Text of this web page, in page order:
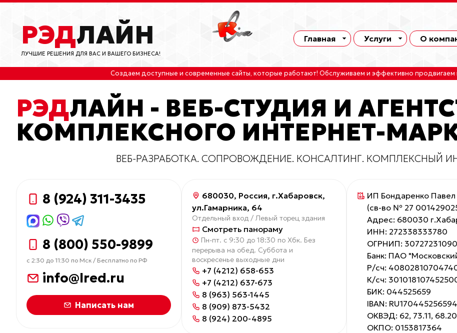
РЭДЛАЙН
ЛУЧШИЕ РЕШЕНИЯ ДЛЯ ВАС И ВАШЕГО БИЗНЕСА!
Главная Услуги О
Создаем доступные и современные сайты, которые работают! Обслуживаем и эффективно продвигаем
РЭДЛАЙН - ВЕБ-СТУДИЯ И
КОМПЛЕКСНОГО ИНТЕРНЕТ-
ВЕБ-РАЗРАБОТКА. СОПРОВОЖДЕНИЕ. КОНСАЛТИНГ. КОМПЛЕКСНЫЙ
8 (924) 311-3435
8 (800) 550-9899
с 2:30 до 11:30 по Мск / Бесплатно по РФ
info@lred.ru
Написать нам
680030, Россия, г.Хабаровск,
ул.Гамарника, 64
Отдельный вход / Левый торец здания
Смотреть панораму
Пн-пт. с 9:30 до 18:30 по Хбк. Без
перерыва на обед. Суббота и
воскресенье выходные дни
+7 (4212) 658-653
+7 (4212) 637-673
8 (963) 563-1445
8 (909) 873-5432
8 (924) 200-4895
ИП Бондаренко Павел
(св-во № 27
Адрес: 680030
ИНН: 272338333780
ОГРНИП:
Банк: ПАО
Р/сч:
К/сч:
БИК: 044525659
IBAN:
ОКВЭД: 62, 73.11, 68.20
ОКПО: 0153817364